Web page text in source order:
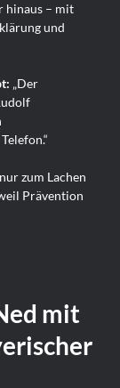
hinaus – mit
und
„Der
zum Lachen
Prävention
mit